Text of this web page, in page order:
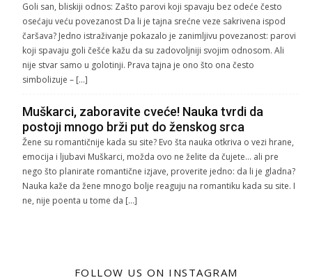
Goli san, bliskiji odnos: Zašto parovi koji spavaju bez odeće često
osećaju veću povezanost Da li je tajna srećne veze sakrivena ispod
čaršava? Jedno istraživanje pokazalo je zanimljivu povezanost: parovi
koji spavaju goli češće kažu da su zadovoljniji svojim odnosom. Ali
nije stvar samo u golotinji. Prava tajna je ono što ona često
simbolizuje – […]
Muškarci, zaboravite cveće! Nauka tvrdi da
postoji mnogo brži put do ženskog srca
Žene su romantičnije kada su site? Evo šta nauka otkriva o vezi hrane,
emocija i ljubavi Muškarci, možda ovo ne želite da čujete… ali pre
nego što planirate romantične izjave, proverite jedno: da li je gladna?
Nauka kaže da žene mnogo bolje reaguju na romantiku kada su site. I
ne, nije poenta u tome da […]
FOLLOW US ON INSTAGRAM